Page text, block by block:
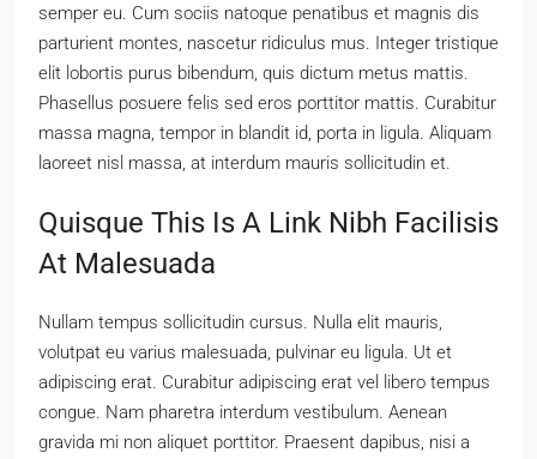
semper eu. Cum sociis natoque penatibus et magnis dis
parturient montes, nascetur ridiculus mus. Integer tristique
elit lobortis purus bibendum, quis dictum metus mattis.
Phasellus posuere felis sed eros porttitor mattis. Curabitur
massa magna, tempor in blandit id, porta in ligula. Aliquam
laoreet nisl massa, at interdum mauris sollicitudin et.
Quisque This Is A Link Nibh Facilisis
At Malesuada
Nullam tempus sollicitudin cursus. Nulla elit mauris,
volutpat eu varius malesuada, pulvinar eu ligula. Ut et
adipiscing erat. Curabitur adipiscing erat vel libero tempus
congue. Nam pharetra interdum vestibulum. Aenean
gravida mi non aliquet porttitor. Praesent dapibus, nisi a